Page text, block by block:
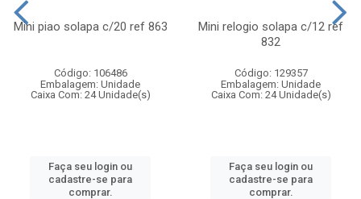
Mini piao solapa c/20 ref 863
Código: 106486
Embalagem: Unidade
Caixa Com: 24 Unidade(s)
Faça seu login ou
cadastre-se para
comprar.
Mini relogio solapa c/12 ref
832
Código: 129357
Embalagem: Unidade
Caixa Com: 24 Unidade(s)
Faça seu login ou
cadastre-se para
comprar.